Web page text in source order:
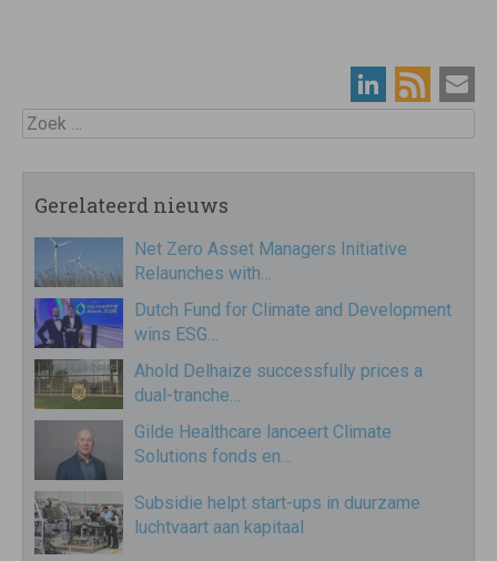
Zoek
Gerelateerd nieuws
Net Zero Asset Managers Initiative
Relaunches with…
Dutch Fund for Climate and Development
wins ESG…
Ahold Delhaize successfully prices a
dual-tranche…
Gilde Healthcare lanceert Climate
Solutions fonds en…
Subsidie helpt start-ups in duurzame
luchtvaart aan kapitaal